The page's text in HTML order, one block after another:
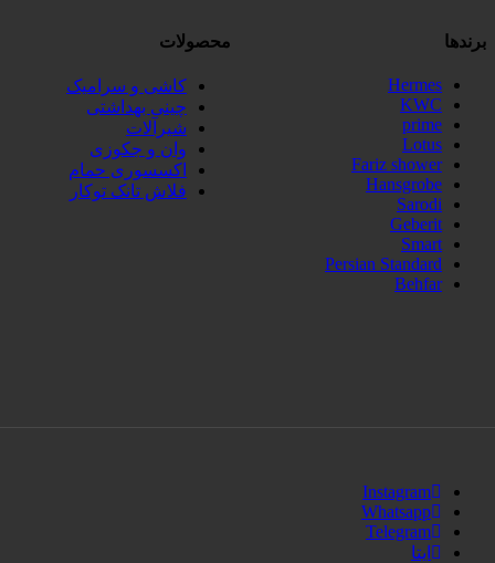
محصولات
کاشی و سرامیک
چینی بهداشتی
شیرآلات
وان و جکوزی
اکسسوری حمام
فلاش تانک توکار
برندها
Hermes
KWC
prime
Lotus
Fariz shower
Hansgrobe
Sarodi
Geberit
Smart
Persian Standard
Behfar
Instagram
Whatsapp
Telegram
ایتا